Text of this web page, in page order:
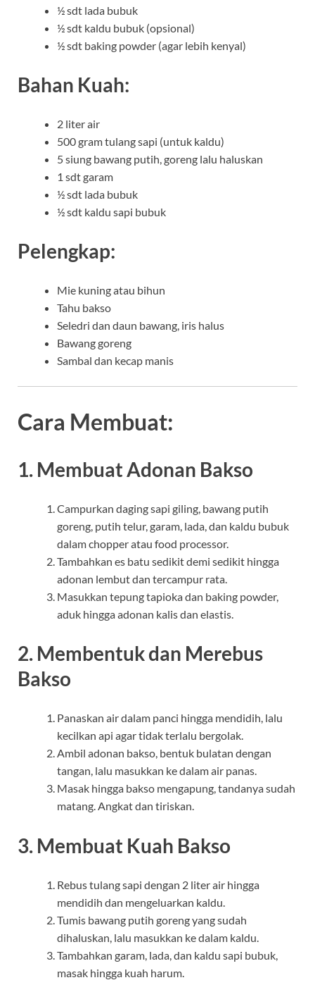
½ sdt lada bubuk
½ sdt kaldu bubuk (opsional)
½ sdt baking powder (agar lebih kenyal)
Bahan Kuah:
2 liter air
500 gram tulang sapi (untuk kaldu)
5 siung bawang putih, goreng lalu haluskan
1 sdt garam
½ sdt lada bubuk
½ sdt kaldu sapi bubuk
Pelengkap:
Mie kuning atau bihun
Tahu bakso
Seledri dan daun bawang, iris halus
Bawang goreng
Sambal dan kecap manis
Cara Membuat:
1. Membuat Adonan Bakso
Campurkan daging sapi giling, bawang putih
goreng, putih telur, garam, lada, dan kaldu bubuk
dalam chopper atau food processor.
Tambahkan es batu sedikit demi sedikit hingga
adonan lembut dan tercampur rata.
Masukkan tepung tapioka dan baking powder,
aduk hingga adonan kalis dan elastis.
2. Membentuk dan Merebus
Bakso
Panaskan air dalam panci hingga mendidih, lalu
kecilkan api agar tidak terlalu bergolak.
Ambil adonan bakso, bentuk bulatan dengan
tangan, lalu masukkan ke dalam air panas.
Masak hingga bakso mengapung, tandanya sudah
matang. Angkat dan tiriskan.
3. Membuat Kuah Bakso
Rebus tulang sapi dengan 2 liter air hingga
mendidih dan mengeluarkan kaldu.
Tumis bawang putih goreng yang sudah
dihaluskan, lalu masukkan ke dalam kaldu.
Tambahkan garam, lada, dan kaldu sapi bubuk,
masak hingga kuah harum.